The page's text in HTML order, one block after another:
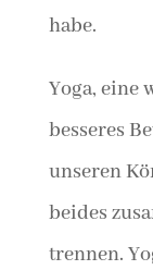
habe.
Yoga, eine
besseres
unseren
beides
trennen.